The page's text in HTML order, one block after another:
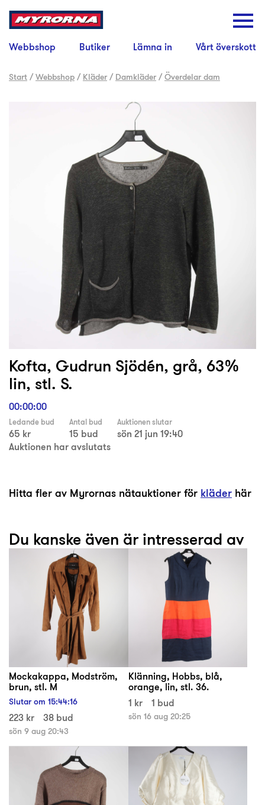
Webbshop Butiker Lämna in Vårt överskott
Start /Webbshop / Kläder / Damkläder /Överdelar dam
Kofta, Gudrun Sjödén, grå, 63%
lin, stl. S.
00:00:00
Ledande bud
65 kr
Antal bud
15 bud
Auktionen slutar
sön 21 jun 19:40
Auktionen har avslutats
Hitta fler av Myrornas nätauktioner för kläder här
Du kanske även är intresserad av
Mockakappa, Modström,
brun, stl. M
Slutar om 15:44:16
223 kr 38 bud
sön 9 aug 20:43
Klänning, Hobbs, blå,
orange, lin, stl. 36.
1 kr
1 bud
sön 16 aug 20:25